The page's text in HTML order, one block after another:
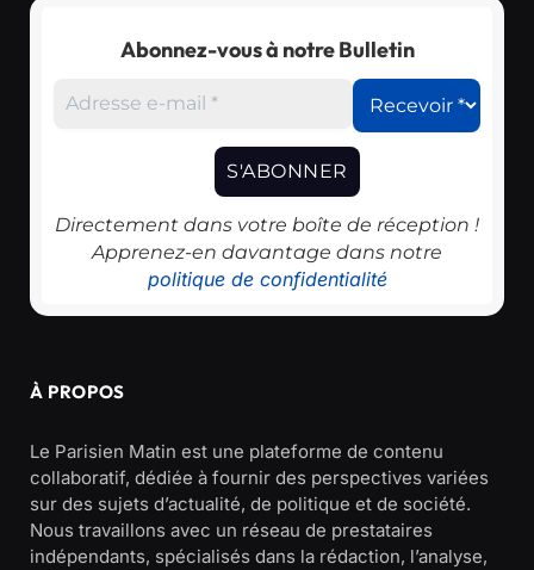
Abonnez-vous à notre Bulletin
Directement dans votre boîte de réception !
Apprenez-en davantage dans notre
politique de confidentialité
À PROPOS
Le Parisien Matin est une plateforme de contenu
collaboratif, dédiée à fournir des perspectives variées
sur des sujets d’actualité, de politique et de société.
Nous travaillons avec un réseau de prestataires
indépendants, spécialisés dans la rédaction, l’analyse,